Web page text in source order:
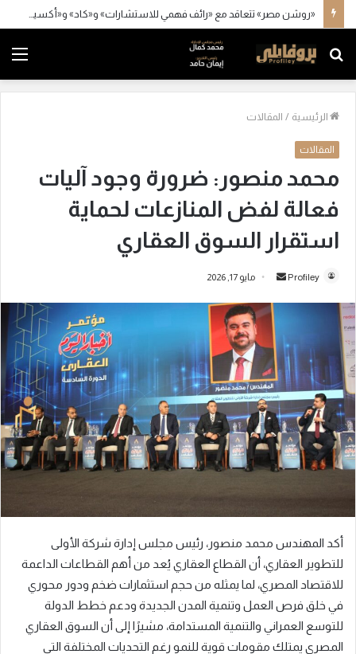
«روشن مصر» تتعاقد مع «رائف فهمي للاستشارات» و«كاد» و«أكسيس»
بحث
عن
الرئيسية / المقالات
المقالات
محمد منصور: ضرورة وجود آليات
فعالة لفض المنازعات لحماية
استقرار السوق العقاري
Profiley
س
ل
ب
ر
ي
د
إ
ل
و
ي
مايو 17, 2026
أكد المهندس محمد منصور، رئيس مجلس إدارة شركة الأولى
للتطوير العقاري، أن القطاع العقاري يُعد من أهم القطاعات الداعمة
للاقتصاد المصري، لما يمثله من حجم استثمارات ضخم ودور محوري
في خلق فرص العمل وتنمية المدن الجديدة ودعم خطط الدولة
للتوسع العمراني والتنمية المستدامة، مشيرًا إلى أن السوق العقاري
المصري يمتلك مقومات قوية للنمو رغم التحديات المختلفة التي